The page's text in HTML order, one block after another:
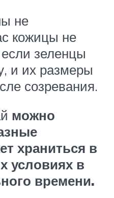
не
кожицы не
зеленцы
и их размеры
созревания.
можно
храниться в
условиях в
времени.